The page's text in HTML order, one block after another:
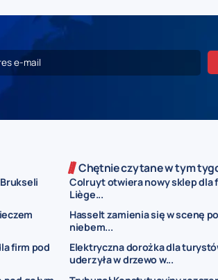
firm pod
Chętnie czytane w tym
Colruyt otwiera nowy sklep dla
Liège...
Hasselt zamienia się w scenę
niebem...
Elektryczna dorożka dla
uderzyła w drzewo w...